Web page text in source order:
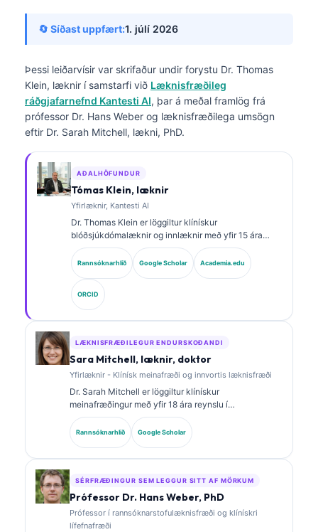
🔄 Síðast uppfært:1. júlí 2026
Þessi leiðarvísir var skrifaður undir forystu Dr. Thomas
Klein, læknir í samstarfi við Læknisfræðileg
ráðgjafarnefnd Kantesti AI, þar á meðal framlög frá
prófessor Dr. Hans Weber og læknisfræðilega umsögn
eftir Dr. Sarah Mitchell, lækni, PhD.
AÐALHÖFUNDUR
Tómas Klein, læknir
Yfirlæknir, Kantesti AI
Dr. Thomas Klein er löggiltur klínískur
blóðsjúkdómalæknir og innlæknir með yfir 15 ára
reynslu í rannsóknarstofulækningum og greiningu
með aðstoð gervigreindar. Sem læknisforstjóri hjá
Kantesti AI veitir hann klínískt eftirlit með
læknisfræðilegum nákvæmni sérhannaðs
taugakerfis. Dr. Klein hefur birt mikið um túlkun
lífmerkja og rannsóknarstofugreiningar á sviði
rannsóknarstofulækninga.
Rannsóknarhlið Google Scholar Academia.edu
ORCID
LÆKNISFRÆÐILEGUR ENDURSKOÐANDI
Sara Mitchell, læknir, doktor
Yfirlæknir - Klínísk meinafræði og innvortis læknisfræði
Dr. Sarah Mitchell er löggiltur klínískur
meinafræðingur með yfir 18 ára reynslu í
rannsóknarstofulækningum og greiningargreiningu.
Hún er með sérsviðsvottanir í klínískri efnafræði og
hefur birt mikið um lífmerkjasnið og
Rannsóknarhlið Google Scholar
SÉRFRÆÐINGUR SEM LEGGUR SITT AF MÖRKUM
Prófessor Dr. Hans Weber, PhD
Prófessor í rannsóknarstofulæknisfræði og klínískri
lífefnafræði